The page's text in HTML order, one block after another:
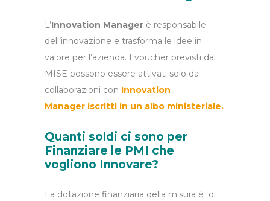
L’Innovation Manager è responsabile
dell’innovazione e trasforma le idee in
valore per l’azienda. I voucher previsti dal
MISE possono essere attivati solo da
collaborazioni con Innovation
Manager iscritti in un albo ministeriale.
Quanti soldi ci sono per
Finanziare le PMI che
vogliono Innovare?
La dotazione finanziaria della misura è di